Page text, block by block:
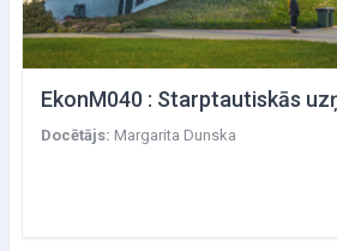
Docētājs: Margarita Dunska